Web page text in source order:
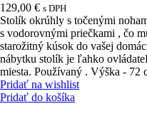
129,00 € s DPH
Stolík okrúhly s točenými
s vodorovnými priečkami , čo
starožitný kúsok do vašej
nábytku stolík je ľahko
miesta. Používaný . Výška - 72
Pridať na wishlist
Pridať do košíka